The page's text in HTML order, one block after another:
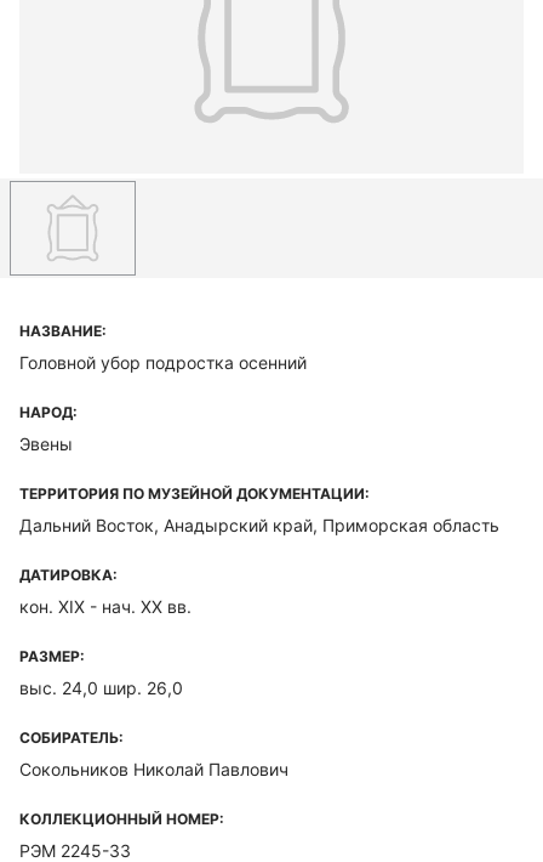
НАЗВАНИЕ:
Головной убор подростка осенний
НАРОД:
Эвены
ТЕРРИТОРИЯ ПО МУЗЕЙНОЙ ДОКУМЕНТАЦИИ:
Дальний Восток, Анадырский край, Приморская область
ДАТИРОВКА:
кон. ХIХ - нач. ХХ вв.
РАЗМЕР:
выс. 24,0 шир. 26,0
СОБИРАТЕЛЬ:
Сокольников Николай Павлович
КОЛЛЕКЦИОННЫЙ НОМЕР:
РЭМ 2245-33